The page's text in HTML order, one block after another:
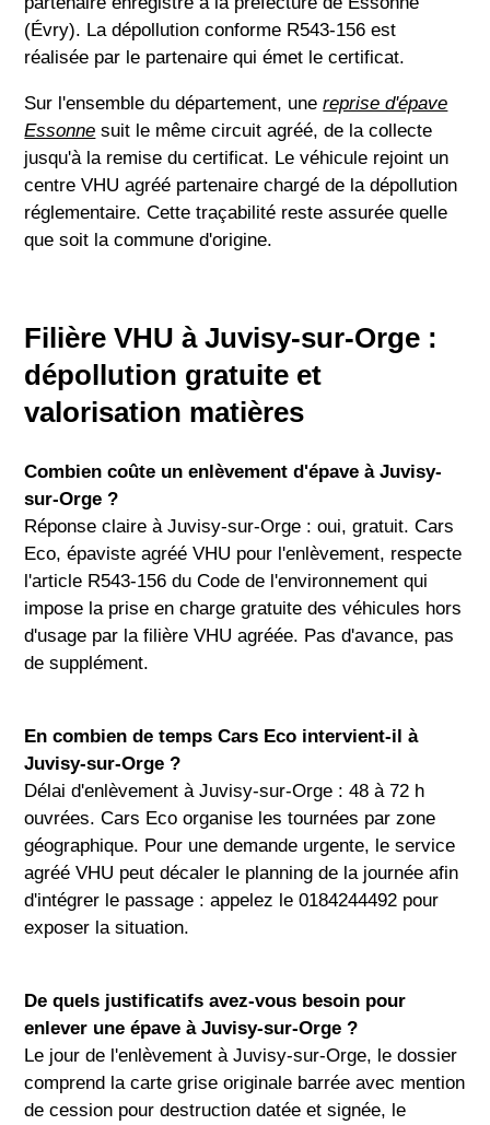
(Évry). La dépollution conforme R543-156 est
réalisée par le partenaire qui émet le certificat.
Sur l'ensemble du département, unereprise d'épave
Essonne suit le même circuit agréé, de la collecte
jusqu'à la remise du certificat. Le véhicule rejoint un
centre VHU agréé partenaire chargé de la dépollution
réglementaire. Cette traçabilité reste assurée quelle
que soit la commune d'origine.
Filière VHU à Juvisy-sur-Orge :
dépollution gratuite et
valorisation matières
Combien coûte un enlèvement d'épave à Juvisy-
sur-Orge ?
Réponse claire à Juvisy-sur-Orge : oui, gratuit. Cars
Eco, épaviste agréé VHU pour l'enlèvement, respecte
l'article R543-156 du Code de l'environnement qui
impose la prise en charge gratuite des véhicules hors
d'usage par la filière VHU agréée. Pas d'avance, pas
de supplément.
En combien de temps Cars Eco intervient-il à
Juvisy-sur-Orge ?
Délai d'enlèvement à Juvisy-sur-Orge : 48 à 72 h
ouvrées. Cars Eco organise les tournées par zone
géographique. Pour une demande urgente, le service
agréé VHU peut décaler le planning de la journée afin
d'intégrer le passage : appelez le 0184244492 pour
exposer la situation.
De quels justificatifs avez-vous besoin pour
enlever une épave à Juvisy-sur-Orge ?
Le jour de l'enlèvement à Juvisy-sur-Orge, le dossier
comprend la carte grise originale barrée avec mention
de cession pour destruction datée et signée, le